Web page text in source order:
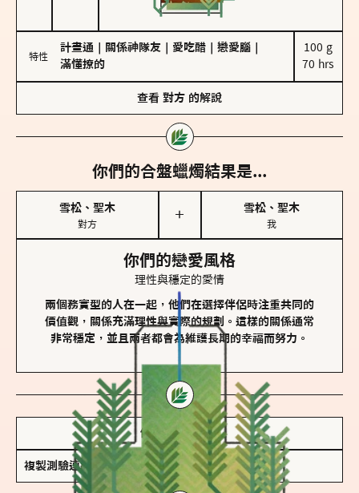
特性
計畫通 關係神隊友 愛吃醋 戀愛腦
滿懂撩的
100 g
70 hrs
查看 對方 的解說
你們的合盤蠟燭結果是...
雪松、聖木
對方
＋
雪松、聖木
我
你們的戀愛風格
理性與穩定的愛情
兩個務實型的人在一起，他們在選擇伴侶時注重共同的
價值觀，關係充滿理性與實際的規劃。這樣的關係通常
非常穩定，並且兩者都會為維護長期的幸福而努力。
儲存我的結果圖
複製測驗連結 查看香氛類型全解析 >>>